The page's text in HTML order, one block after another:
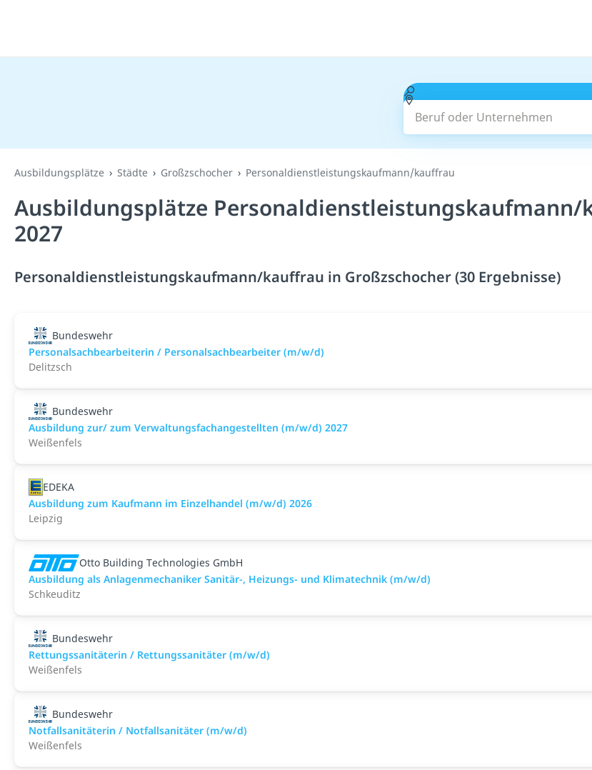
Beruf oder Unternehmen
Ausbildungsplätze Städte Großzschocher Personaldienstleistungskaufmann/kauffrau
Ausbildungsplätze Personaldienstleistungskaufmann/
2027
Personaldienstleistungskaufmann/kauffrau in Großzschocher (30 Ergebnisse)
Bundeswehr
Personalsachbearbeiterin / Personalsachbearbeiter (m/w/d)
Delitzsch
Bundeswehr
Ausbildung zur/ zum Verwaltungsfachangestellten (m/w/d) 2027
Weißenfels
EDEKA
Ausbildung zum Kaufmann im Einzelhandel (m/w/d) 2026
Leipzig
Otto Building Technologies GmbH
Ausbildung als Anlagenmechaniker Sanitär-, Heizungs- und Klimatechnik (m/w/d)
Schkeuditz
Bundeswehr
Rettungssanitäterin / Rettungssanitäter (m/w/d)
Weißenfels
Bundeswehr
Notfallsanitäterin / Notfallsanitäter (m/w/d)
Weißenfels